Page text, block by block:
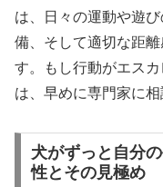
は、日々の運動や遊
備、そして適切な距
す。もし行動がエス
は、早めに専門家に相
犬がずっと自分
性とその見極め